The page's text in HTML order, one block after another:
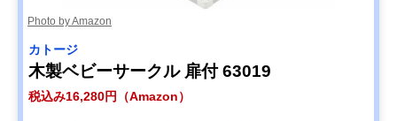
Photo by Amazon
カトージ
木製ベビーサークル 扉付 63019
税込み16,280円（Amazon）